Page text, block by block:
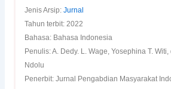
Jenis Arsip:Jurnal
Tahun terbit: 2022
Bahasa: Bahasa Indonesia
Penulis: A. Dedy. L. Wage, Yosephina T.
Ndolu
Penerbit: Jurnal Pengabdian Masyarakat